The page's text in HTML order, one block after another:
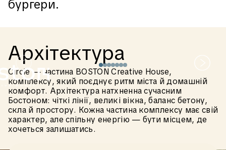
бургери.
Архітектура
Circle — частина BOSTON Creative House,
комплексу, який поєднує ритм міста й домашній
комфорт. Архітектура натхненна сучасним
Бостоном: чіткі лінії, великі вікна, баланс бетону,
скла й простору. Кожна частина комплексу має свій
характер, але спільну енергію — бути місцем, де
хочеться залишатись.